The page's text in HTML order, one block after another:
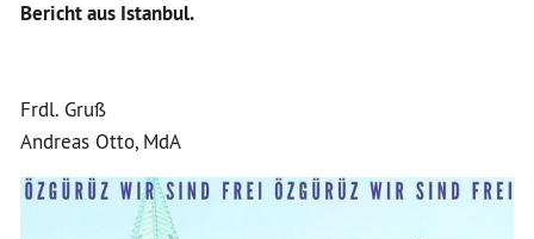
Bericht aus Istanbul.
Frdl. Gruß
Andreas Otto, MdA